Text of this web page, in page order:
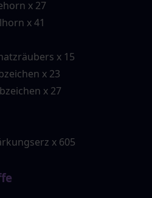
x 27
x 41
x 15
x 23
x 27
x 605